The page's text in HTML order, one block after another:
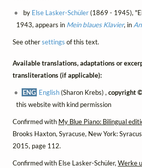
by Else Lasker-Schüler(1869 - 1945),
1943, appears in Mein blaues Klavier, in
See othersettings of this text.
Available translations, adaptations or
transliterations (if applicable):
ENG English(Sharon Krebs) ,copyright ©
this website with kind permission
Confirmed with My Blue Piano: Bilingual
Brooks Haxton, Syracuse, New York:
2015, page 112.
Confirmed with Else Lasker-Schüler,Werke